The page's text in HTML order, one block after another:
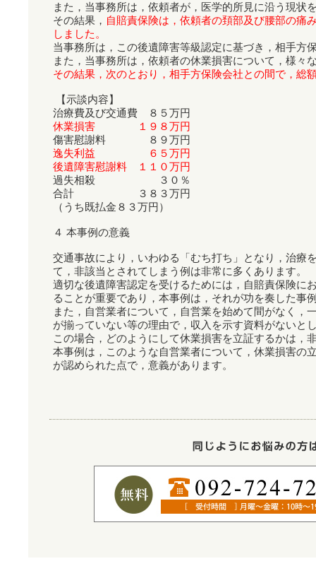
また，当事務所は，依頼者が，医学的所見に沿う現状
その結果， 自賠責保険は，依頼者の頚部及び腰部の痛
しました。
当事務所は，この後遺障害等級認定に基づき，相手方
また，当事務所は，依頼者の休業損害について，様々
その結果，次のとおり，相手方保険会社との間で，総
【示談内容】
治療費及び交通費 ８５万円
休業損害 １９８万円
傷害慰謝料 ８９万円
逸失利益 ６５万円
後遺障害慰謝料 １１０万円
過失相殺 ３０％
合計 ３８３万円
（うち既払金８３万円）
４ 本事例の意義
交通事故により，いわゆる「むち打ち」となり，治療
て，非該当とされてしまう例は非常に多くあります。
適切な後遺障害認定を受けるためには，自賠責保険に
ることが重要であり，本事例は，それが功を奏した事
また，自営業者について，自営業を始めて間がなく
が揃っていない等の理由で，収入を示す資料がないと
この場合，どのようにして休業損害を立証するかは，
本事例は，このような自営業者について，休業損害の
が認められた点で，意義があります。